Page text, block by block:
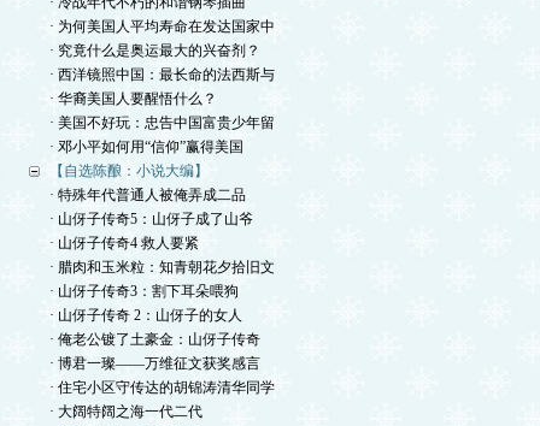
· 为何美国人平均寿命在发达国家中
· 究竟什么是奥运最大的兴奋剂？
· 西洋镜照中国：最长命的法西斯与
· 华裔美国人要醒悟什么？
· 美国不好玩：忠告中国富贵少年留
· 邓小平如何用“信仰”赢得美国
【自选陈酿：小说大编】
· 特殊年代普通人被俺弄成二品
· 山伢子传奇5：山伢子成了山爷
· 山伢子传奇4 救人要紧
· 腊肉和玉米粒：知青朝花夕拾旧文
· 山伢子传奇3：割下耳朵喂狗
· 山伢子传奇 2：山伢子的女人
· 俺老公镀了土豪金：山伢子传奇
· 博君一璨——万维征文获奖感言
· 住宅小区守传达的胡锦涛清华同学
· 大阔特阔之海一代二代